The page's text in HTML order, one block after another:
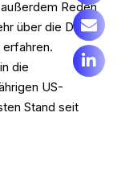
Reden
über die Daten
die
US-
Stand seit